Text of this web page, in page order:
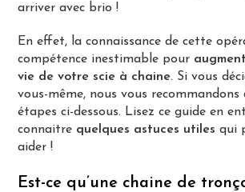
arriver avec brio !
En effet, la connaissance de cette
compétence inestimable pour
vie de votre scie à chaine. Si vous
vous-même, nous vous recommandons
étapes ci-dessous. Lisez ce guide en
connaitre quelques astuces utilesqui
aider !
Est-ce qu’une chaine de